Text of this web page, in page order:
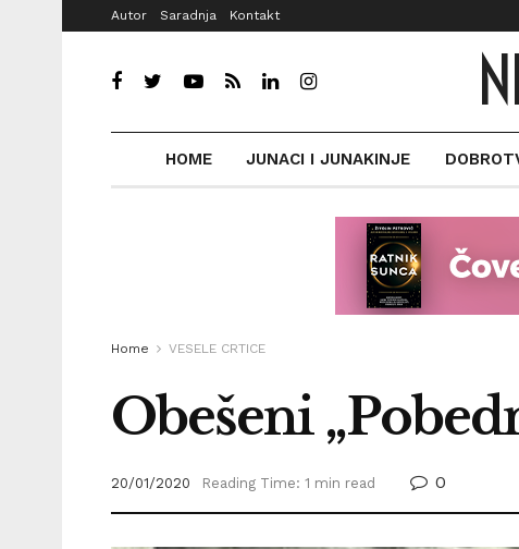
Autor Saradnja Kontakt
HOME JUNACI I JUNAKINJE
Home VESELE CRTICE
Obešeni
20/01/2020 Reading Time: 1 min read 0